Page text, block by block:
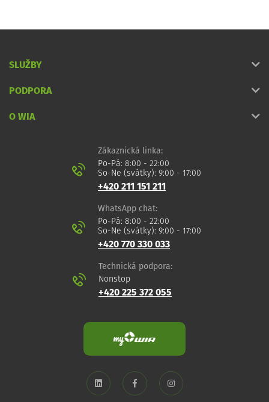
SLUŽBY
PODPORA
O WIA
Zákaznická linka:
Po-Pá: 8:00 - 22:00
So-Ne (svátky): 9:00 - 17:00
+420 211 151 211
WhatsApp chat:
Po-Pá: 8:00 - 22:00
So-Ne (svátky): 9:00 - 17:00
+420 770 330 033
Technická podpora:
Nonstop
+420 225 372 055